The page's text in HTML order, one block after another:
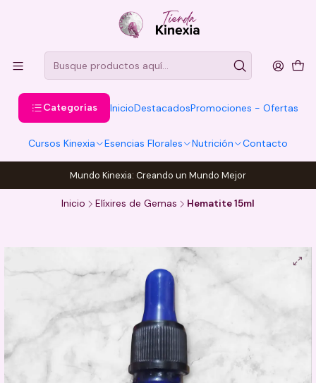
Categorías InicioDestacadosPromociones - Ofertas
Cursos Kinexia Esencias Florales Nutrición Contacto
Mundo Kinexia: Creando un Mundo Mejor
Inicio Elíxires de Gemas Hematite 15ml